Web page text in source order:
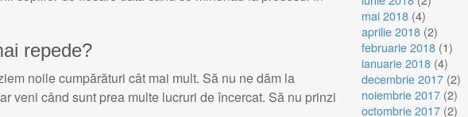
repede?
noile cumpărături cât mai mult. Să nu ne dăm la
veni când sunt prea multe lucruri de încercat. Să nu prinzi
mai 2018 (4)
aprilie 2018 (2)
februarie 2018 (1)
ianuarie 2018 (4)
decembrie 2017 (2)
noiembrie 2017 (2)
octombrie 2017 (2)